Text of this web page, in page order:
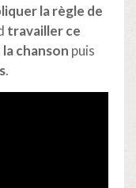
la règle de
travailler ce
chanson puis
.